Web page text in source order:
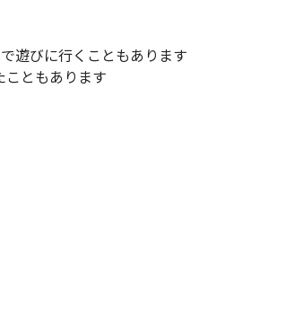
遊びに行くこともあります
こともあります